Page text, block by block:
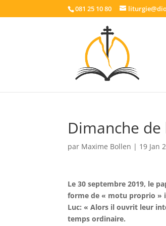
081 25 10 80
Dimanche
par Maxime Bollen | 19 Jan
Le 30 septembre 2019, le
forme de « motu proprio
Luc: « Alors il ouvrit leur
temps ordinaire.